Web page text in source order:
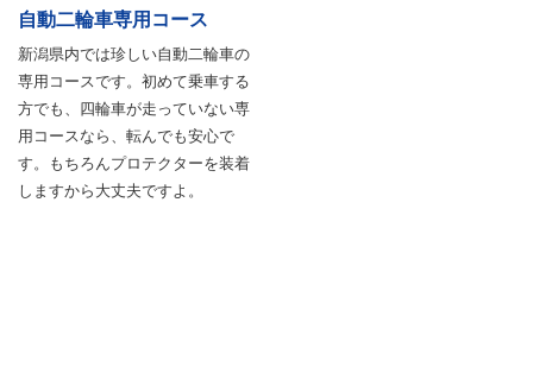
自動二輪車専用コース
新潟県内では珍しい自動二輪車の
専用コースです。初めて乗車する
方でも、四輪車が走っていない専
用コースなら、転んでも安心で
す。もちろんプロテクターを装着
しますから大丈夫ですよ。